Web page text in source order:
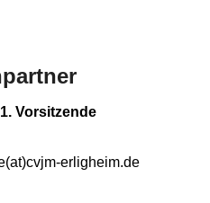
Vorsitzende
erligheim.de